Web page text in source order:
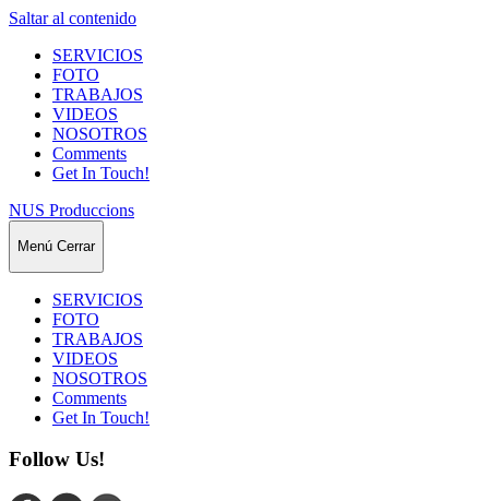
Saltar al contenido
SERVICIOS
FOTO
TRABAJOS
VIDEOS
NOSOTROS
Comments
Get In Touch!
NUS Produccions
Menú Cerrar
SERVICIOS
FOTO
TRABAJOS
VIDEOS
NOSOTROS
Comments
Get In Touch!
Follow Us!